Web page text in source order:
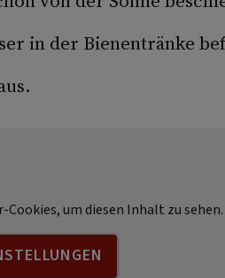
in der Bienentränke
um diesen Inhalt zu sehen.